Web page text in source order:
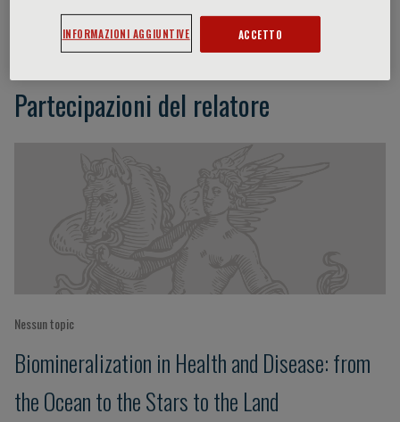
Stephen Weiner
Partecipazioni del relatore
Nessun topic
​Biomineralization in Health and Disease: from
the Ocean to the Stars to the Land
INFORMAZIONI AGGIUNTIVE ACCETTO